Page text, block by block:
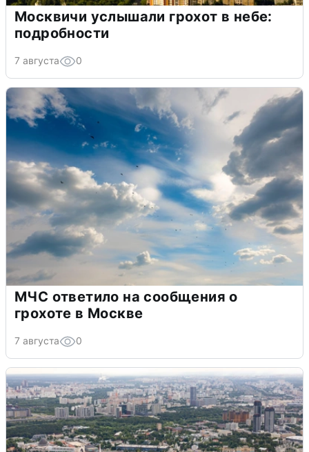
Москвичи услышали грохот в небе:
подробности
7 августа 0
МЧС ответило на сообщения о
грохоте в Москве
7 августа 0